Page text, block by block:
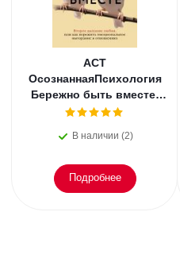
АСТ
ОсознаннаяПсихология
Бережно быть вместе.
Второе дыхание любви,
эмоциональное
В наличии (2)
Подробнее